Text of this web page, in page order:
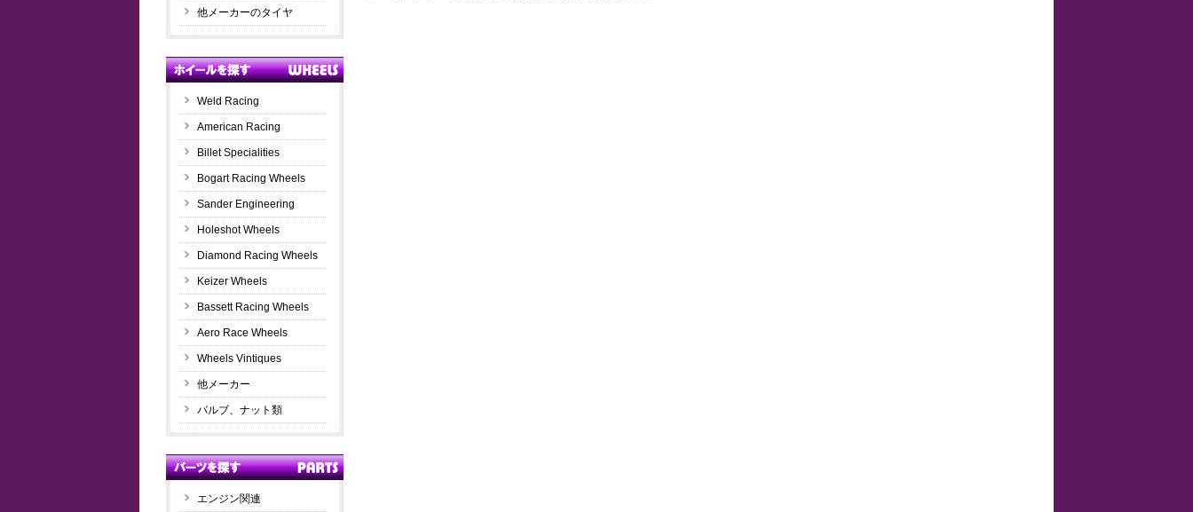
他メーカーのタイヤ
Weld Racing
American Racing
Billet Specialities
Bogart Racing Wheels
Sander Engineering
Holeshot Wheels
Diamond Racing Wheels
Keizer Wheels
Bassett Racing Wheels
Aero Race Wheels
Wheels Vintiques
他メーカー
バルブ、ナット類
エンジン関連